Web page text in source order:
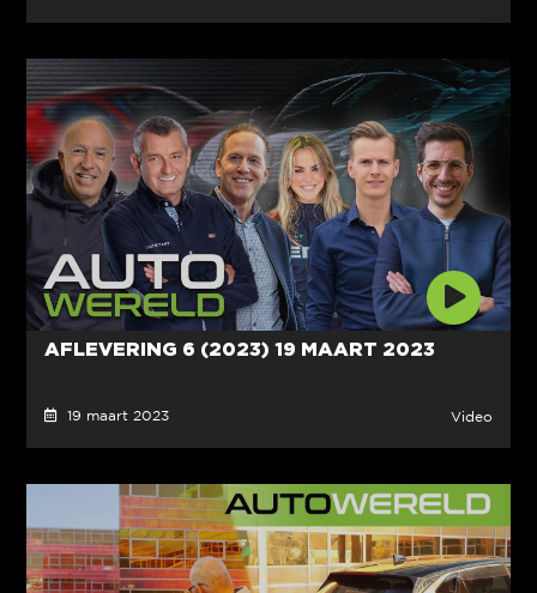
AFLEVERING 6 (2023) 19 MAART 2023
19 maart 2023 Video